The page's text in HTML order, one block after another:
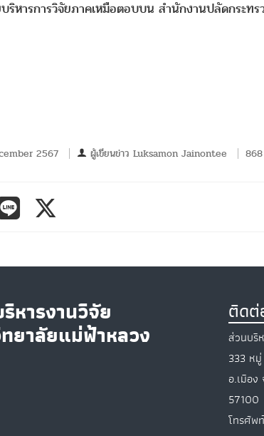
บริหารการวิจัยภาคเหมือตอบบน สำนักงานปลัดกระท
2567 ผู้เขียนข่าว Luksamon Jainontee
หารงานวิจัย
ยาลัยแม่ฟ้าหลวง
ติดต่
ส่วนบริ
333 ห
อ.เมือง
57100
โทรศัพ